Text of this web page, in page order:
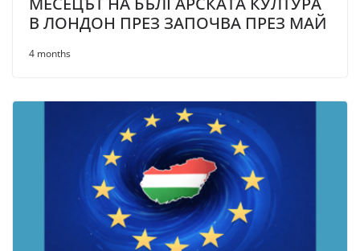
В ЛОНДОН ПРЕЗ ЗАПОЧВА ПРЕЗ МАЙ
4 months